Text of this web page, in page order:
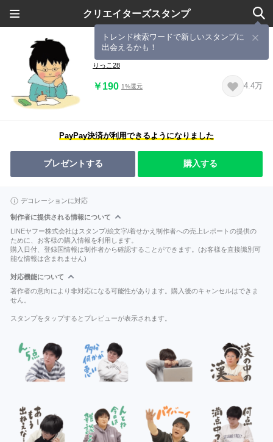
クリエイターズスタンプ
トレンド検索ワードで新しいスタンプに
出会えるかも！
りっこ２８
りっこ28
￥190 1%還元 4.4万
PayPay決済が利用できるようになりました
プレゼントする 購入する
デコレーションに対応
制作者に提供される情報について
LINEヤフー株式会社はスタンプ/絵文字/着せかえ制作者への売上レポートの提供の
ために、お客様の購入情報を利用します。
購入日付、登録国情報は制作者から確認することができます。(お客様を直接識別可
能な情報は含まれません)
対応機能について
著作者の意向により非対応になる可能性があります。購入後のキャンセルはできま
せん。
スタンプをタップするとプレビューが表示されます。